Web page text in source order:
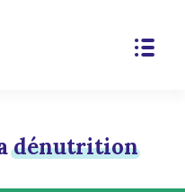
dénutrition